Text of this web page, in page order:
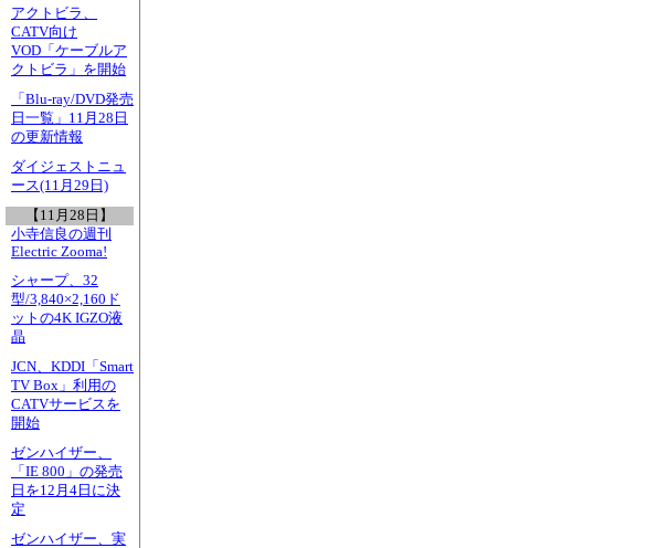
アクトビラ、
CATV向け
VOD「ケーブルア
クトビラ」を開始
「Blu-ray/DVD発売
日一覧」11月28日
の更新情報
ダイジェストニュ
ース(11月29日)
【11月28日】
小寺信良の週刊
Electric Zooma!
シャープ、32
型/3,840×2,160ド
ットの4K IGZO液
晶
JCN、KDDI「Smart
TV Box」利用の
CATVサービスを
開始
ゼンハイザー、
「IE 800」の発売
日を12月4日に決
定
ゼンハイザー、実